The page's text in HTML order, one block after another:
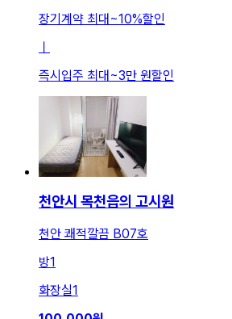
장기계약 최대 ~10%할인
즉시입주 최대 ~3만 원할인
천안시 목천읍의 고시원
천안 쾌적깔끔 B07호
방1
화장실1